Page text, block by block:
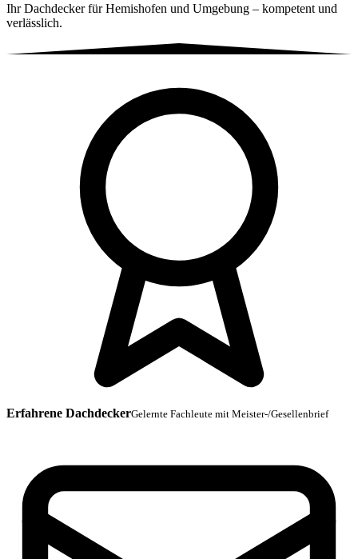
Ihr Dachdecker für Hemishofen und Umgebung – kompetent und
verlässlich.
Erfahrene DachdeckerGelernte Fachleute mit Meister-/Gesellenbrief